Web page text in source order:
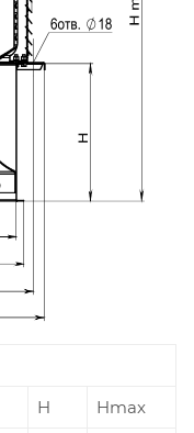
H
Hmax